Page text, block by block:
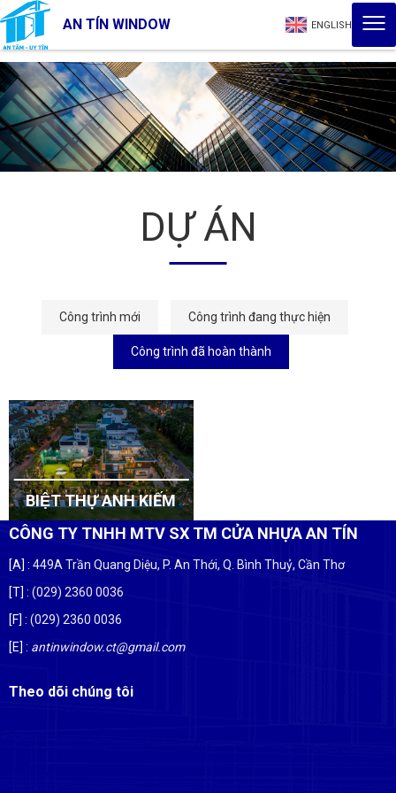
AN TÍN WINDOW ENGLISH
DỰ ÁN
Công trình mới Công trình đang thực hiện
Công trình đã hoàn thành
BIỆT THỰ ANH KIẾM
CÔNG TY TNHH MTV SX TM CỬA NHỰA AN TÍN
[A] : 449A Trần Quang Diệu, P. An Thới, Q. Bình Thuỷ, Cần Thơ
[T] : (029) 2360 0036
[F] : (029) 2360 0036
[E] : antinwindow.ct@gmail.com
Theo dõi chúng tôi